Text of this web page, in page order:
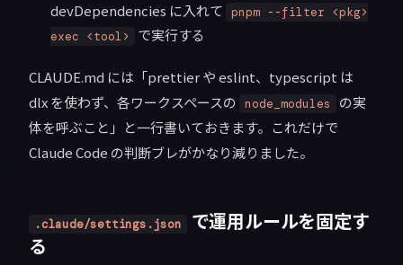
devDependencies に入れて pnpm --filter <pkg>
exec <tool>
で実行する
CLAUDE.md には「prettier や eslint、typescript は
dlx を使わず、各ワークスペースの node_modules
の実
体を呼ぶこと」と一行書いておきます。これだけで
Claude Code の判断ブレがかなり減りました。
.claude/settings.json
で運用ルールを固定す
る